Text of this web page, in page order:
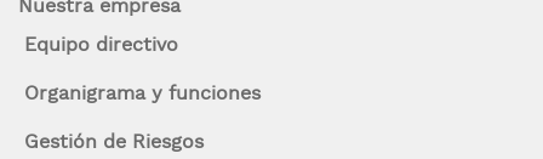
a
la
navegación
Nuestra empresa
Equipo directivo
Organigrama y funciones
Gestión de Riesgos